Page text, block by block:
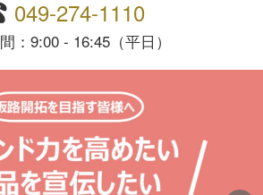
049-274-1110
：9:00 - 16:45（平日）